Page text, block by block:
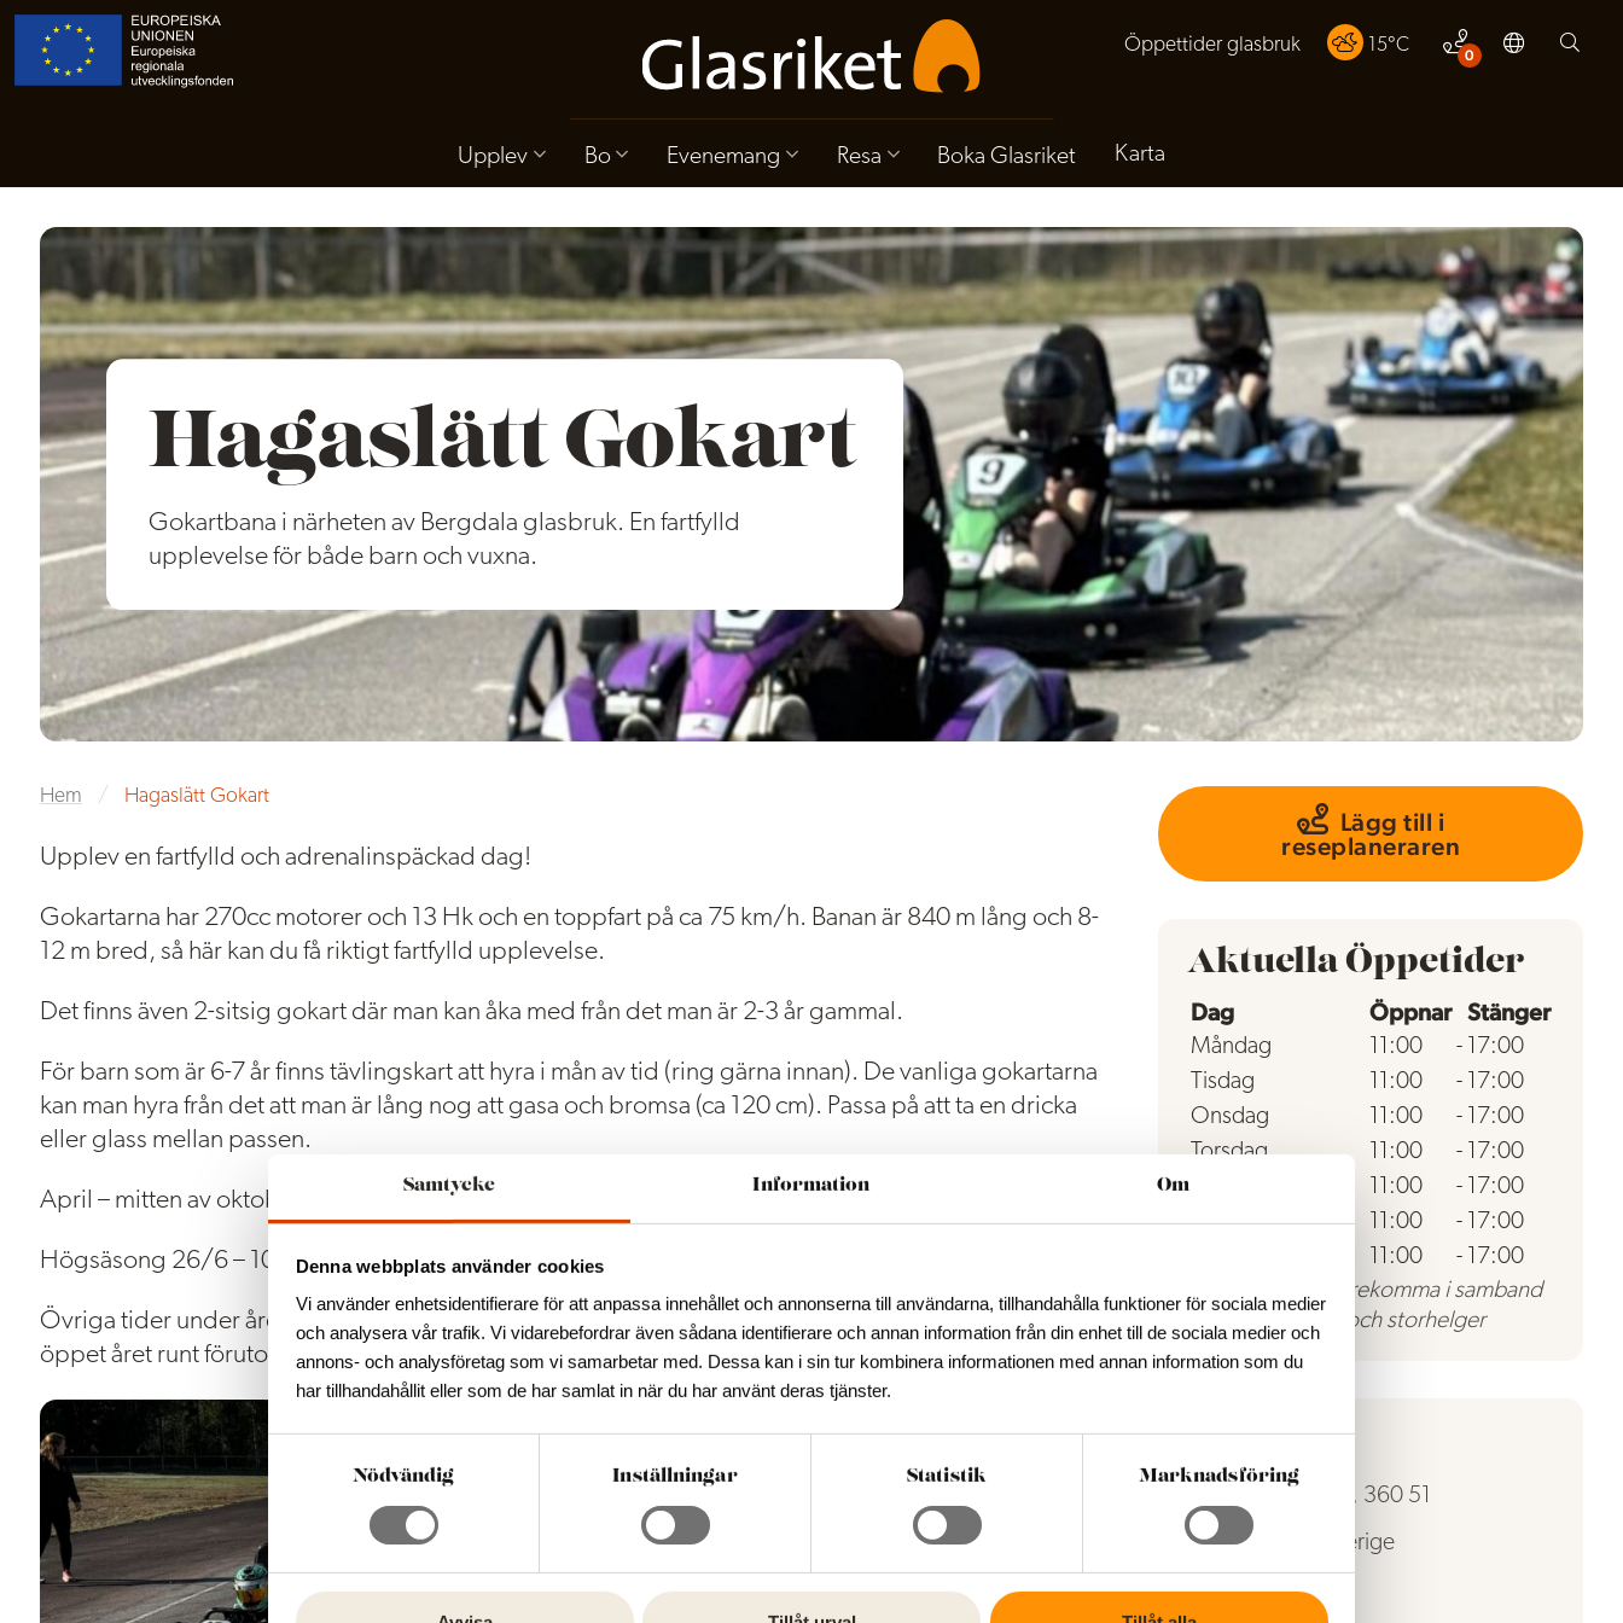
Samtycke Information Om
Denna webbplats använder cookies
Vi använder enhetsidentifierare för att anpassa innehållet och annonserna till användarna, tillhandahålla funktioner för sociala medier
och analysera vår trafik. Vi vidarebefordrar även sådana identifierare och annan information från din enhet till de sociala medier och
annons- och analysföretag som vi samarbetar med. Dessa kan i sin tur kombinera informationen med annan information som du
har tillhandahållit eller som de har samlat in när du har använt deras tjänster.
a
m
c
Nödvändig Inställningar Statistik Marknadsföring
Öppettider glasbruk 15°C 0
Upplev Bo Evenemang Resa Boka Glasriket Karta
Hagaslätt Gokart
Gokartbana i närheten av Bergdala glasbruk. En fartfylld
upplevelse för både barn och vuxna.
Hem / Hagaslätt Gokart
Upplev en fartfylld och adrenalinspäckad dag!
Gokartarna har 270cc motorer och 13 Hk och en toppfart på ca 75 km/h. Banan är 840 m lång och 8-
12 m bred, så här kan du få riktigt fartfylld upplevelse.
Det finns även 2-sitsig gokart där man kan åka med från det man är 2-3 år gammal.
För barn som är 6-7 år finns tävlingskart att hyra i mån av tid (ring gärna innan). De vanliga gokartarna
kan man hyra från det att man är lång nog att gasa och bromsa (ca 120 cm). Passa på att ta en dricka
eller glass mellan passen.
April – mitten av oktober erbjuds Drop-in under helger.
Högsäsong 26/6 – 10/8 erbjuds Drop-in varje dag
Övriga tider under året är ni välkomna att kontakta Högaslätt Gokart för förbokning av tider. Har
öppet året runt förutom när banan är täckt med snö eller is.
Lägg till i
reseplaneraren
Aktuella Öppetider
Dag Öppnar Stänger
Måndag 11:00 -
17:00
Tisdag
11:00 -
17:00
Onsdag
11:00 -
17:00
Torsdag
11:00 -
17:00
11:00 -
17:00
Lördag
11:00 -
17:00
11:00 -
17:00
Avvikelser kan förekomma i samband
med röda dagar och storhelger
Kontakt
Fibbleåvägen, 360 51
Hovmantorp, Sverige
0470-486 02